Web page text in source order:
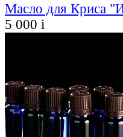
Масло для Криса
5 000 i